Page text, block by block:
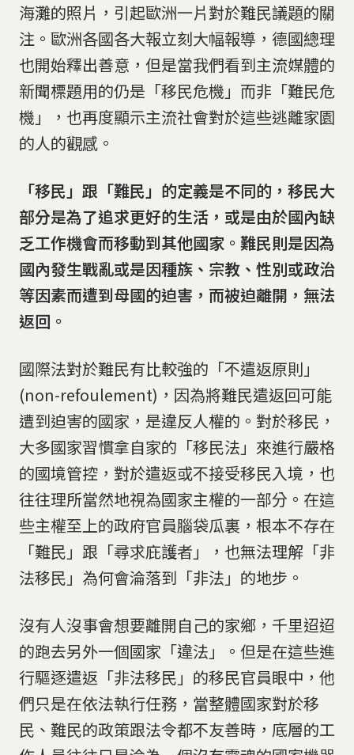
海灘的照片，引起歐洲一片對於難民議題的關
注。歐洲各國各大報立刻大幅報導，德國總理
也開始釋出善意，但是當我們看到主流媒體的
新聞標題用的仍是「移民危機」而非「難民危
機」，也再度顯示主流社會對於這些逃離家園
的人的觀感。
「移民」跟「難民」的定義是不同的，移民大
部分是為了追求更好的生活，或是由於國內缺
乏工作機會而移動到其他國家。難民則是因為
國內發生戰亂或是因種族、宗教、性別或政治
等因素而遭到母國的迫害，而被迫離開，無法
返回。
國際法對於難民有比較強的「不遣返原則」
(non-refoulement)，因為將難民遣返回可能
遭到迫害的國家，是違反人權的。對於移民，
大多國家習慣拿自家的「移民法」來進行嚴格
的國境管控，對於遣返或不接受移民入境，也
往往理所當然地視為國家主權的一部分。在這
些主權至上的政府官員腦袋瓜裏，根本不存在
「難民」跟「尋求庇護者」，也無法理解「非
法移民」為何會淪落到「非法」的地步。
沒有人沒事會想要離開自己的家鄉，千里迢迢
的跑去另外一個國家「違法」。但是在這些進
行驅逐遣返「非法移民」的移民官員眼中，他
們只是在依法執行任務，當整體國家對於移
民、難民的政策跟法令都不友善時，底層的工